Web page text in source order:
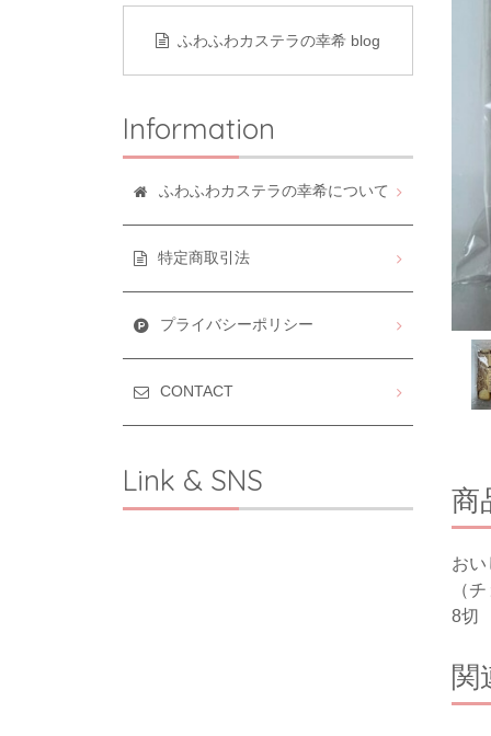
商
お
（
8切
関
ふわふわカステラの幸希 blog
Information
ふわふわカステラの幸希について
特定商取引法
プライバシーポリシー
CONTACT
Link & SNS